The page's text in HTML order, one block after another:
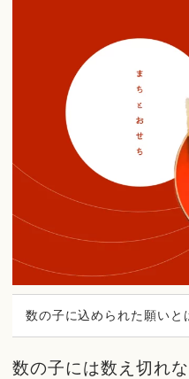
数の子に込められた願いと
数の子には数え切れ